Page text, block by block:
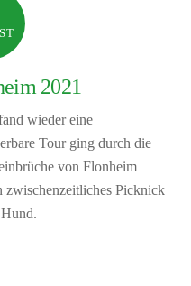
2021
wieder eine
Tour ging durch die
von Flonheim
zwischenzeitliches Picknick